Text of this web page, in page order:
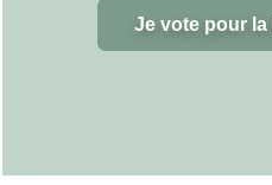
Je vote pour la